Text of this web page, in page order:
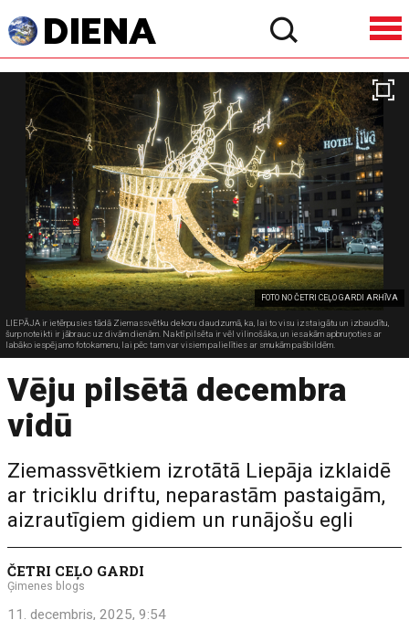
FOTO NO ČETRI CEĻO GARDI ARHĪVA
LIEPĀJA ir ietērpusies tādā Ziemassvētku dekoru daudzumā, ka, lai to visu izstaigātu un izbaudītu,
šurp noteikti ir jābrauc uz divām dienām. Naktī pilsēta ir vēl vilinošāka, un iesakām apbruņoties ar
labāko iespējamo fotokameru, lai pēc tam var visiem palielīties ar smukām pašbildēm.
Vēju pilsētā decembra
vidū
Ziemassvētkiem izrotātā Liepāja izklaidē
ar triciklu driftu, neparastām pastaigām,
aizrautīgiem gidiem un runājošu egli
ČETRI CEĻO GARDI
Ģimenes blogs
11. decembris, 2025, 9:54